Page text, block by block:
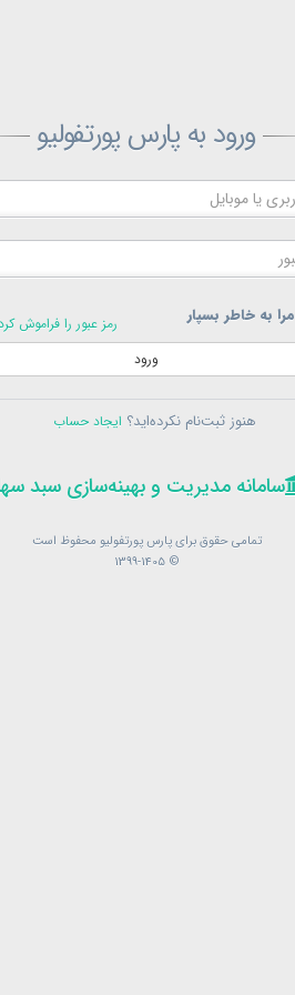
ورود به پارس پورتفولیو
مرا به خاطر بسپار
رمز عبور را فراموش
ورود
هنوز ثبت‌نام نکرده‌اید؟ ایجاد حساب
سامانه مدیریت و بهینه‌سازی سبد
تمامی حقوق برای پارس پورتفولیو محفوظ است
© 1399-1405
ثبت‌نام پارس پورتفولیو
ثبت‌نام
در حال حاضر عضو هستید؟فرم ورود
سامانه مدیریت و بهینه‌سازی سبد
تمامی حقوق برای پارس پورتفولیو محفوظ است
© 1399-1405
بازیابی رمز پارس پورتفولیو
در حال حاضر عضو هستید؟
سامانه مدیریت و بهینه‌سازی سبد
تمامی حقوق برای پارس پورتفولیو محفوظ است